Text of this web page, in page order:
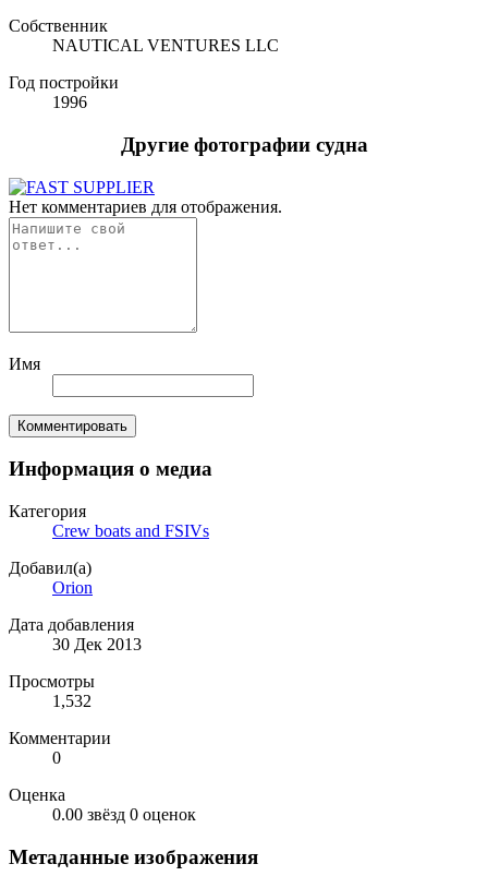
Собственник
NAUTICAL VENTURES LLC
Год постройки
1996
Другие фотографии судна
Нет комментариев для отображения.
Имя
Комментировать
Информация о медиа
Категория
Crew boats and FSIVs
Добавил(а)
Orion
Дата добавления
30 Дек 2013
Просмотры
1,532
Комментарии
0
Оценка
0.00 звёзд 0 оценок
Метаданные изображения